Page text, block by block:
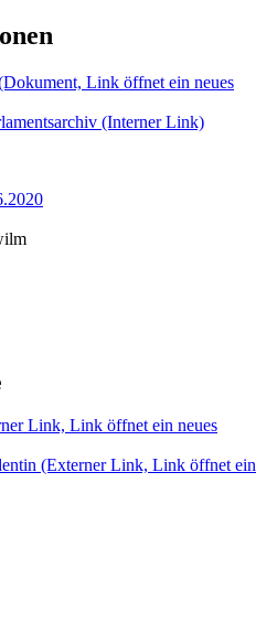
Link öffnet ein neues
(Interner Link)
Link, Link öffnet ein neues
(Externer Link, Link öffnet ein